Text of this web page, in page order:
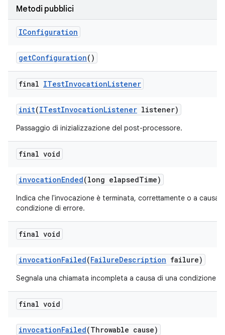
Metodi pubblici
IConfiguration
getConfiguration()
final ITestInvocationListener
init(ITestInvocationListener listener)
Passaggio di inizializzazione del post-processore.
final void
invocationEnded(long elapsedTime)
Indica che l'invocazione è terminata, correttamente o a causa
condizione di errore.
final void
invocationFailed(FailureDescription failure)
Segnala una chiamata incompleta a causa di una condizione
final void
invocationFailed(Throwable cause)